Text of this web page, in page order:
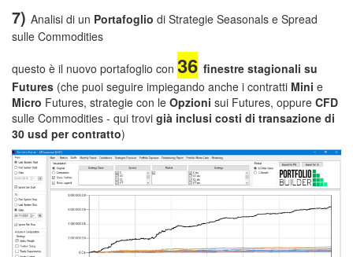
7) Analisi di un Portafoglio di Strategie Seasonals e Spread
sulle Commodities
questo è il nuovo portafoglio con 36 finestre stagionali su
Futures (che puoi seguire impiegando anche i contratti Mini e
Micro Futures, strategie con le Opzioni sui Futures, oppure CFD
sulle Commodities - qui trovi già inclusi costi di transazione di
30 usd per contratto)